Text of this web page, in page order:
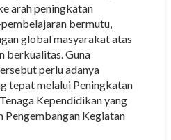
arah peningkatan
bermutu,
global masyarakat atas
berkualitas. Guna
perlu adanya
tepat melalui Peningkatan
Kependidikan yang
Pengembangan Kegiatan